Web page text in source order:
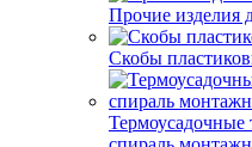
Прочие изделия
Скобы
Термоусадочные